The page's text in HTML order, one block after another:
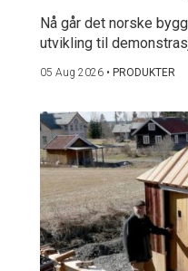
Nå går det norske
utvikling til
05 Aug 2026 • PRODUKTER